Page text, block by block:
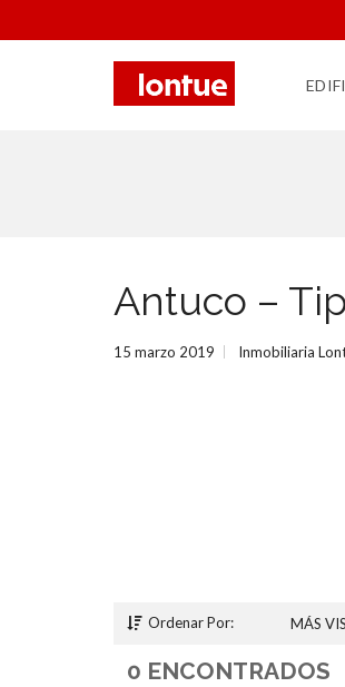
Antuco –
15 marzo 2019 Inmobiliaria
Ordenar Por: MÁS
0 ENCONTRADOS